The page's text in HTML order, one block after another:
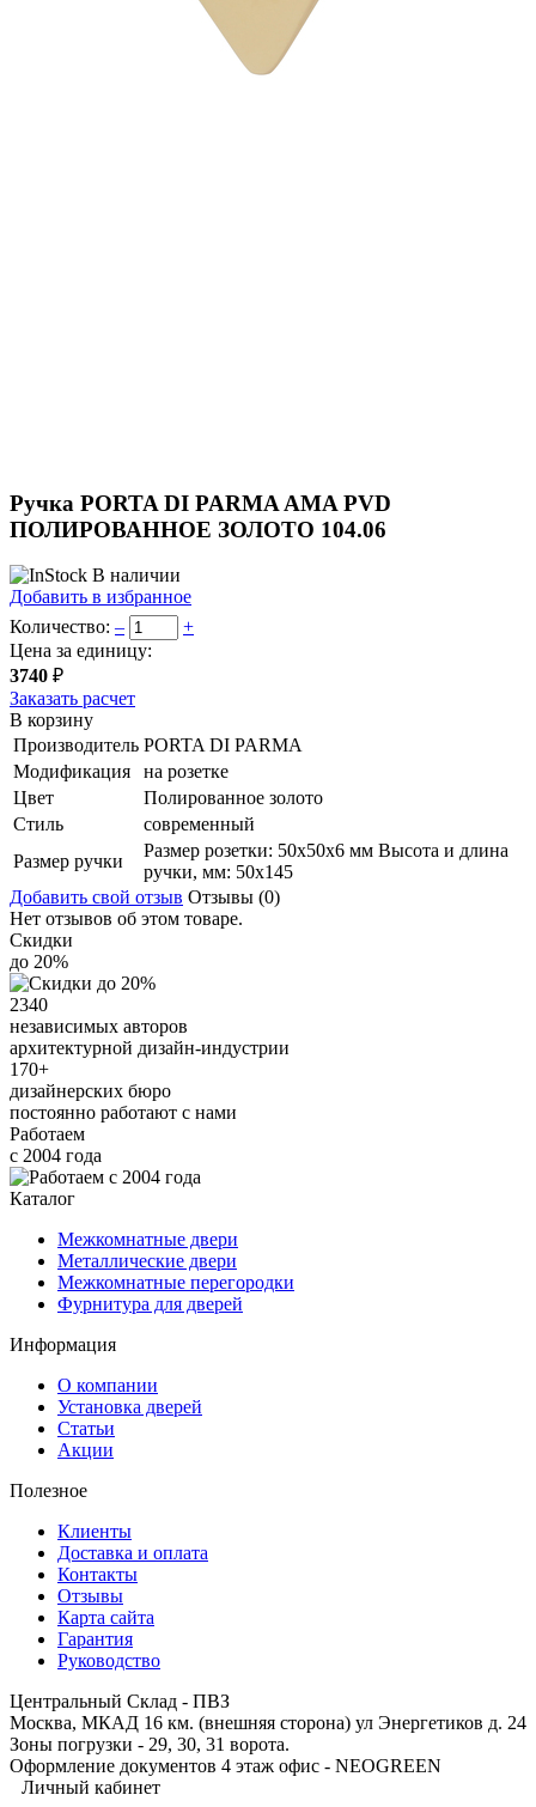
Ручка PORTA DI PARMA AMA PVD
ПОЛИРОВАННОЕ ЗОЛОТО 104.06
В наличии
Добавить в избранное
Количество: –
+
Цена за единицу:
3740 ₽
Заказать расчет
В корзину
Производитель PORTA DI PARMA
Модификация
на розетке
Цвет
Полированное золото
Стиль
современный
Размер ручки
Размер розетки: 50x50x6 мм Высота и длина
ручки, мм: 50x145
Добавить свой отзыв Отзывы (0)
Нет отзывов об этом товаре.
Скидки
до 20%
2340
независимых авторов
архитектурной дизайн-индустрии
170+
дизайнерских бюро
постоянно работают с нами
Работаем
с 2004 года
Каталог
Межкомнатные двери
Металлические двери
Межкомнатные перегородки
Фурнитура для дверей
Информация
О компании
Установка дверей
Статьи
Акции
Полезное
Клиенты
Доставка и оплата
Контакты
Отзывы
Карта сайта
Гарантия
Руководство
Центральный Склад - ПВЗ
Москва, МКАД 16 км. (внешняя сторона) ул Энергетиков д. 24
Зоны погрузки - 29, 30, 31 ворота.
Оформление документов 4 этаж офис - NEOGREEN
Личный кабинет